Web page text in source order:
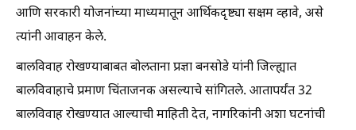
आणि सरकारी योजनांच्या माध्यमातून आर्थिकदृष्ट्या सक्षम व्हावे, असे
त्यांनी आवाहन केले.
बालविवाह रोखण्याबाबत बोलताना प्रज्ञा बनसोडे यांनी जिल्ह्यात
बालविवाहाचे प्रमाण चिंताजनक असल्याचे सांगितले. आतापर्यंत 32
बालविवाह रोखण्यात आल्याची माहिती देत, नागरिकांनी अशा घटनांची